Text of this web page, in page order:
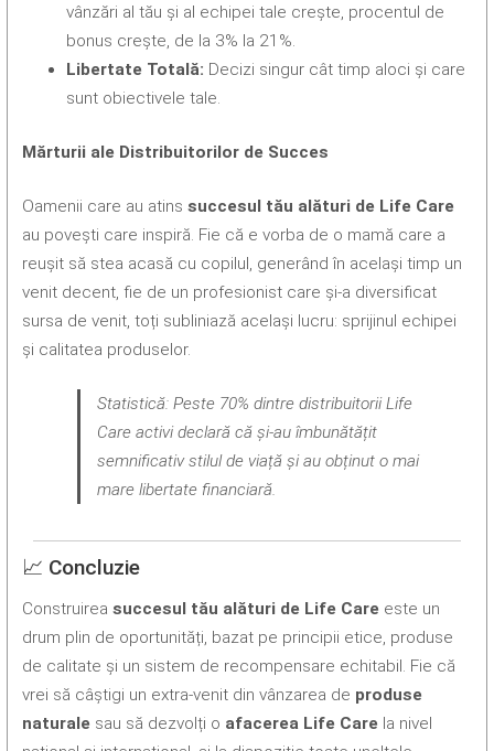
vânzări al tău și al echipei tale crește, procentul de
bonus crește, de la 3% la 21%.
Libertate Totală: Decizi singur cât timp aloci și care
sunt obiectivele tale.
Mărturii ale Distribuitorilor de Succes
Oamenii care au atinssuccesul tău alături de Life Care
au povești care inspiră. Fie că e vorba de o mamă care a
reușit să stea acasă cu copilul, generând în același timp un
venit decent, fie de un profesionist care și-a diversificat
sursa de venit, toți subliniază același lucru: sprijinul echipei
și calitatea produselor.
Statistică: Peste 70% dintre distribuitorii Life
Care activi declară că și-au îmbunătățit
semnificativ stilul de viață și au obținut o mai
mare libertate financiară.
📈 Concluzie
Construireasuccesul tău alături de Life Care este un
drum plin de oportunități, bazat pe principii etice, produse
de calitate și un sistem de recompensare echitabil. Fie că
vrei să câștigi un extra-venit din vânzarea de produse
naturale sau să dezvolți o afacerea Life Care la nivel